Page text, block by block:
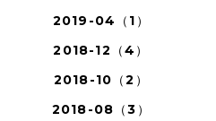
2019-04（1）
2018-12（4）
2018-10（2）
2018-08（3）